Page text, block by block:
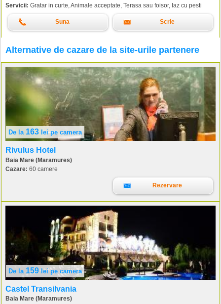
Servicii: Gratar in curte, Animale acceptate, Terasa sau foisor, Iaz cu pesti
Suna Scrie
Alternative de cazare de la site-urile partenere
De la 163 leipe camera
Rivulus Hotel
Baia Mare (Maramures)
Cazare: 60 camere
Rezervare
De la 159 leipe camera
Castel Transilvania
Baia Mare (Maramures)